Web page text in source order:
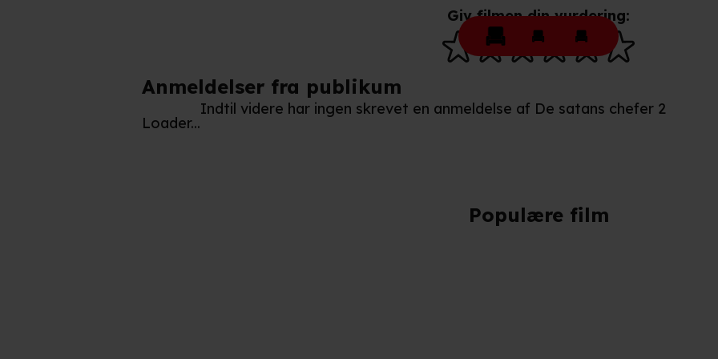
Du kan altid trække dit samtykke tilbage eller ændre indstillinger fra vores
Vi bruger egne cookies og cookies fra tredjeparter til at optimere dit besøg på vores
funktionalitet, generere statistik, huske dine præferencer og til markedsføring.
Når vi anvender cookies, behandler vi kortvarigt din IP-adresse. IP-adressen kan blive delt
Giv filmen din vurdering:
Anmeldelser fra publikum
Loader...
Indtil videre har ingen skrevet en anmeldelse af De satans chefer 2
Populære film